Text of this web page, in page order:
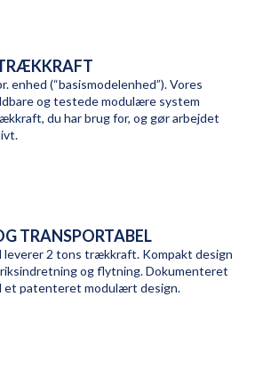
enhed (“basismodelenhed”). Vores
og testede modulære system
du har brug for, og gør arbejdet
TRANSPORTABEL
leverer 2 tons trækkraft. Kompakt design
og flytning. Dokumenteret
et patenteret modulært design.